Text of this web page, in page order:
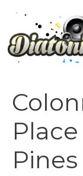
contenuto
Pines